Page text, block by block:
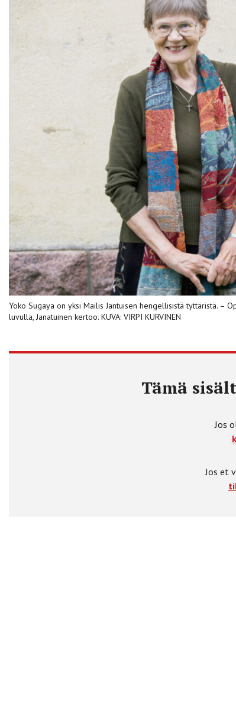
Yoko Sugaya on yksi Mailis Jantuisen hengellisistä tyttäristä. –
luvulla, Janatuinen kertoo. KUVA: VIRPI KURVINEN
Tämä
Jos
Jos et